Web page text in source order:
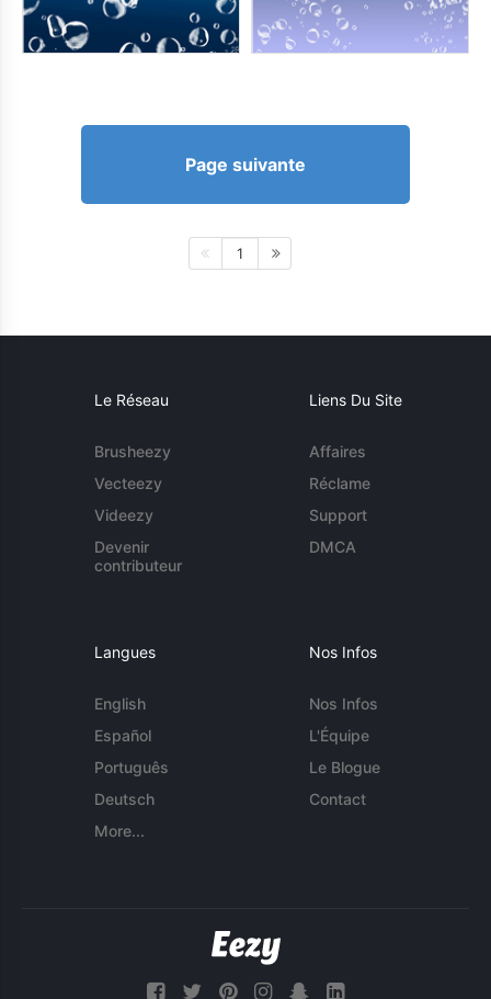
Page suivante
1
Le Réseau
Brusheezy
Vecteezy
Videezy
Devenir
contributeur
Liens Du Site
Affaires
Réclame
Support
DMCA
Langues
English
Español
Português
Deutsch
More...
Nos Infos
Nos Infos
L'Équipe
Le Blogue
Contact